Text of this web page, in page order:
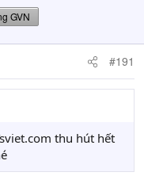
GVN
#191
thu hút hết